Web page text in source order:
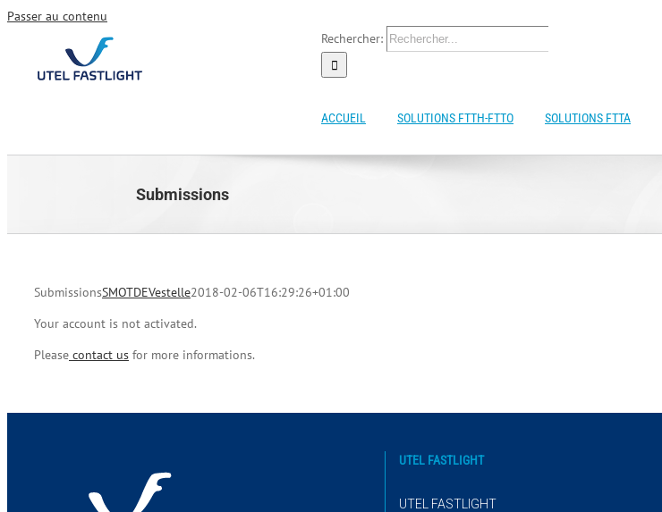
Passer au contenu
Rechercher:
ACCUEIL SOLUTIONS FTTH-FTTO SOLUTIONS FTTA
Submissions
SubmissionsSMOTDEVestelle2018-02-06T16:29:26+01:00
Your account is not activated.
Please contact us for more informations.
UTEL FASTLIGHT
UTEL FASTLIGHT